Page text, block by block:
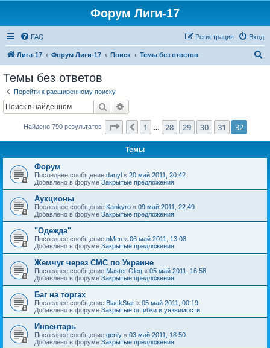
Форум Лиги-17
FAQ Вход
Регистрация
Лига-17 Форум Лиги-17 Поиск Темы без ответов
Темы без ответов
Перейти к расширенному поиску
Поиск
Найдено 790 результатов Страница 32из 32
Пред.
1 28 29 30 31 32
Темы
Форум
Последнее сообщение danyl « 20 май 2011, 20:42
Добавлено в форуме Закрытые предложения
Аукционы
Последнее сообщение Kankyro « 09 май 2011, 22:49
Добавлено в форуме Закрытые предложения
"Одежда"
Последнее сообщение oMen « 06 май 2011, 13:08
Добавлено в форуме Закрытые предложения
Жемчуг через СМС по Украине
Последнее сообщение Master Oleg « 05 май 2011, 16:58
Добавлено в форуме Закрытые предложения
Баг на торгах
Последнее сообщение BlackStar « 05 май 2011, 00:19
Добавлено в форуме Закрытые ошибки и уязвимости
Инвентарь
Последнее сообщение geniy « 03 май 2011, 18:50
Добавлено в форуме Закрытые предложения